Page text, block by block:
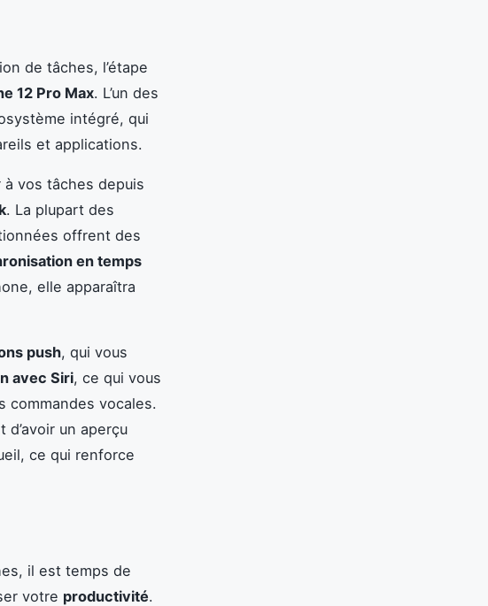
de tâches, l’étape
12 Pro Max. L’un des
intégré, qui
et applications.
vos tâches depuis
. La plupart des
offrent des
en temps
elle apparaîtra
push, qui vous
avec Siri, ce qui vous
commandes vocales.
un aperçu
ce qui renforce
il est temps de
votre productivité.